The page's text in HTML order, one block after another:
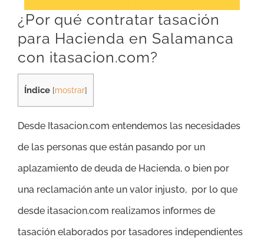
¿Por qué contratar tasación
para Hacienda en Salamanca
con itasacion.com?
Índice [mostrar]
Desde Itasacion.com entendemos las necesidades
de las personas que están pasando por un
aplazamiento de deuda de Hacienda, o bien por
una reclamación ante un valor injusto, por lo que
desde itasacion.com realizamos informes de
tasación elaborados por tasadores independientes